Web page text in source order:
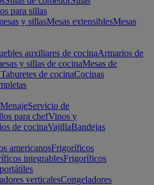
para sillas
y sillasMesas extensiblesMesas
auxiliares de cocinaArmarios de
y sillas de cocinaMesas de
Taburetes de cocinaCocinas
MenajeServicio de
para chefVinos y
de cocinaVajillaBandejas
americanosFrigoríficos
integrablesFrigoríficos
verticalesCongeladores